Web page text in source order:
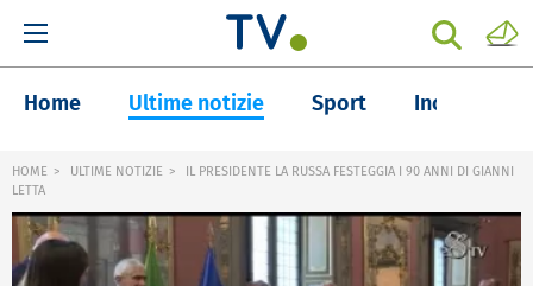
Home Ultime notizie Sport Inchieste
HOME ULTIME NOTIZIE
IL PRESIDENTE LA RUSSA FESTEGGIA I 90 ANNI DI GIANNI
LETTA